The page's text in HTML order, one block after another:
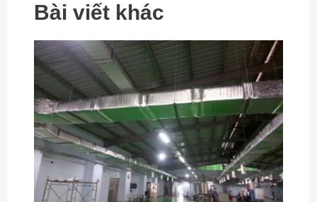
Bài viết khác